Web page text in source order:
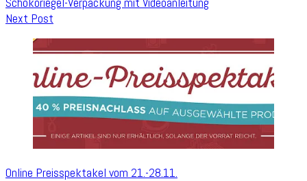
Next Post
Online Preisspektakel vom 21.-28.11.